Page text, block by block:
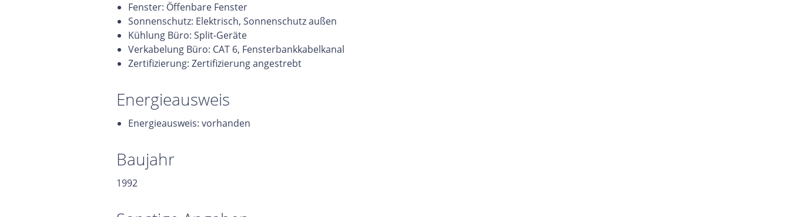
Fenster: Öffenbare Fenster
Sonnenschutz: Elektrisch, Sonnenschutz außen
Kühlung Büro: Split-Geräte
Verkabelung Büro: CAT 6, Fensterbankkabelkanal
Zertifizierung: Zertifizierung angestrebt
Energieausweis
Energieausweis: vorhanden
Baujahr
1992